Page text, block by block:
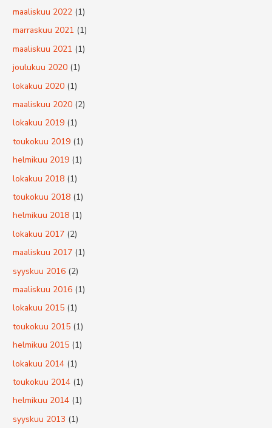
maaliskuu 2022 (1)
marraskuu 2021 (1)
maaliskuu 2021 (1)
joulukuu 2020 (1)
lokakuu 2020 (1)
maaliskuu 2020 (2)
lokakuu 2019 (1)
toukokuu 2019 (1)
helmikuu 2019 (1)
lokakuu 2018 (1)
toukokuu 2018 (1)
helmikuu 2018 (1)
lokakuu 2017 (2)
maaliskuu 2017 (1)
syyskuu 2016 (2)
maaliskuu 2016 (1)
lokakuu 2015 (1)
toukokuu 2015 (1)
helmikuu 2015 (1)
lokakuu 2014 (1)
toukokuu 2014 (1)
helmikuu 2014 (1)
syyskuu 2013 (1)